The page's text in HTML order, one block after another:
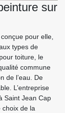
sur
pour elle,
types de
toiture, le
commune
de l’eau. De
L’entreprise
Saint Jean Cap
choix de la